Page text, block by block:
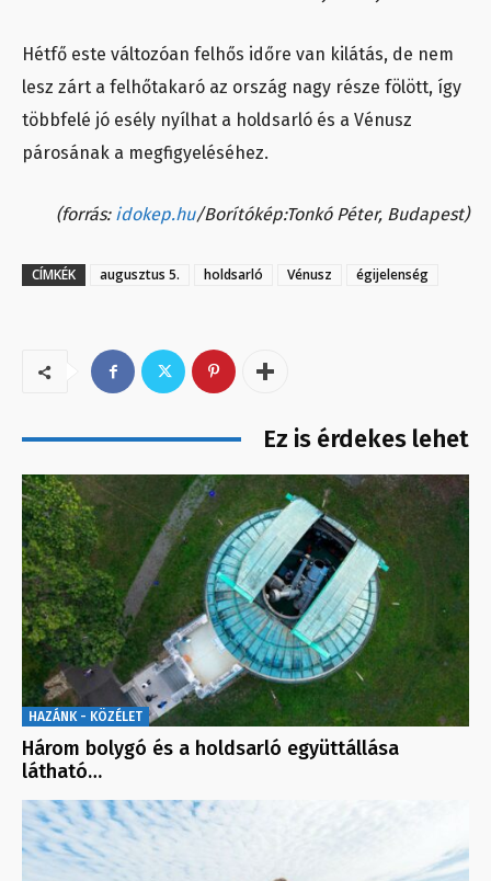
Hétfő este változóan felhős időre van kilátás, de nem
lesz zárt a felhőtakaró az ország nagy része fölött, így
többfelé jó esély nyílhat a holdsarló és a Vénusz
párosának a megfigyeléséhez.
(forrás:idokep.hu/Borítókép:Tonkó Péter, Budapest)
CÍMKÉK augusztus 5. holdsarló Vénusz égijelenség
Ez is érdekes lehet
HAZÁNK - KÖZÉLET
Három bolygó és a holdsarló együttállása
látható…